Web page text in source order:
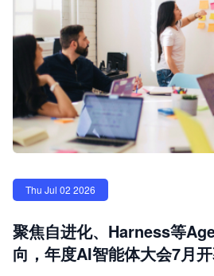
Thu Jul 02 2026
聚焦自进化、Harness等
向，年度AI智能体大会7月